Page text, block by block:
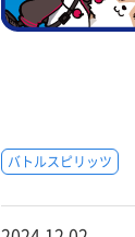
バトルスピリッツ